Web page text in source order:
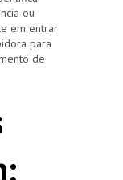
ou
em entrar
para
de